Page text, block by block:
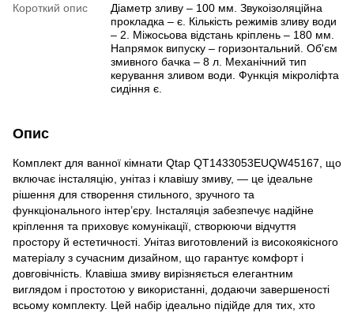
Короткий опис
Діаметр зливу – 100 мм. Звукоізоляційна
прокладка – є. Кількість режимів зливу води
– 2. Міжосьова відстань кріплень – 180 мм.
Напрямок випуску – горизонтальний. Об'єм
змивного бачка – 8 л. Механічний тип
керування зливом води. Функція мікроліфта
сидіння є.
Опис
Комплект для ванної кімнати Qtap QT1433053EUQW45167, що
включає інсталяцію, унітаз і клавішу змиву, — це ідеальне
рішення для створення стильного, зручного та
функціонального інтер’єру. Інсталяція забезпечує надійне
кріплення та приховує комунікації, створюючи відчуття
простору й естетичності. Унітаз виготовлений із високоякісного
матеріалу з сучасним дизайном, що гарантує комфорт і
довговічність. Клавіша змиву вирізняється елегантним
виглядом і простотою у використанні, додаючи завершеності
всьому комплекту. Цей набір ідеально підійде для тих, хто